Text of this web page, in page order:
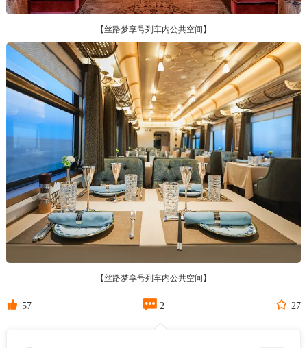
【丝路梦享号列车内公共空间】
【丝路梦享号列车内公共空间】
 57  2  27